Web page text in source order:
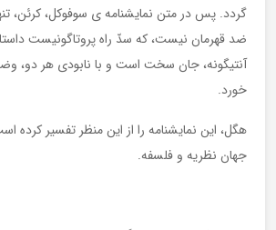
گردد. پس در متن نمایشنامه ی سوفوکل، کرئن،
ضد قهرمان نیست، که سدّ راه پروتاگونیست
آنتیگونه، جان سخت است و با نابودی هر دو،
خورد.
هگل، این نمایشنامه را از این منظر تفسیر کرده
جهان نظریه و فلسفه.